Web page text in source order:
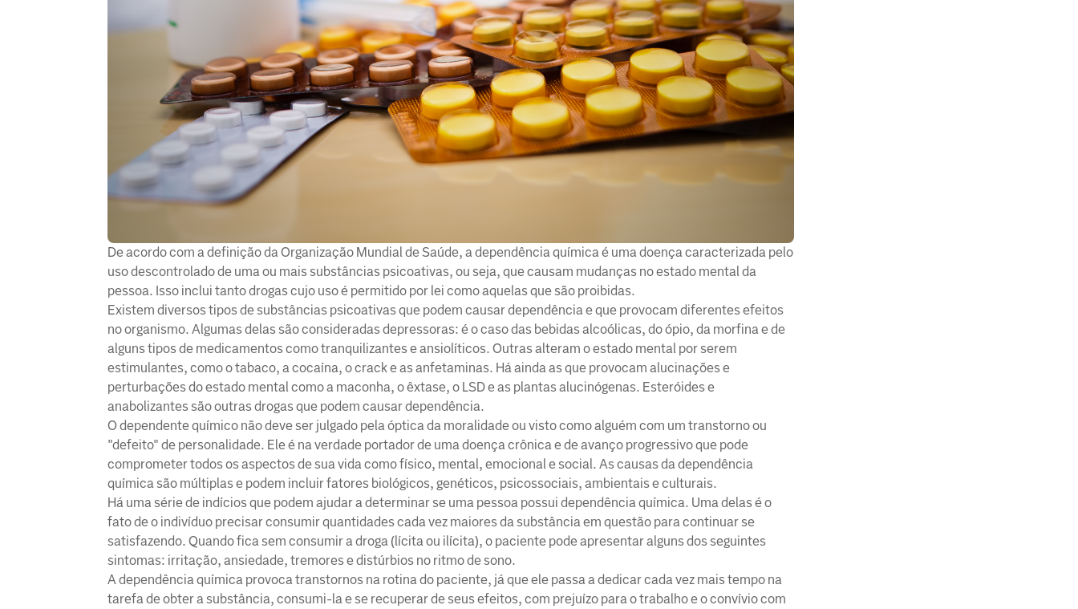
De acordo com a definição da Organização Mundial de Saúde, a dependência química é uma doença caracterizada pelo
uso descontrolado de uma ou mais substâncias psicoativas, ou seja, que causam mudanças no estado mental da
pessoa. Isso inclui tanto drogas cujo uso é permitido por lei como aquelas que são proibidas.
Existem diversos tipos de substâncias psicoativas que podem causar dependência e que provocam diferentes efeitos
no organismo. Algumas delas são consideradas depressoras: é o caso das bebidas alcoólicas, do ópio, da morfina e de
alguns tipos de medicamentos como tranquilizantes e ansiolíticos. Outras alteram o estado mental por serem
estimulantes, como o tabaco, a cocaína, o crack e as anfetaminas. Há ainda as que provocam alucinações e
perturbações do estado mental como a maconha, o êxtase, o LSD e as plantas alucinógenas. Esteróides e
anabolizantes são outras drogas que podem causar dependência.
O dependente químico não deve ser julgado pela óptica da moralidade ou visto como alguém com um transtorno ou
"defeito" de personalidade. Ele é na verdade portador de uma doença crônica e de avanço progressivo que pode
comprometer todos os aspectos de sua vida como físico, mental, emocional e social. As causas da dependência
química são múltiplas e podem incluir fatores biológicos, genéticos, psicossociais, ambientais e culturais.
Há uma série de indícios que podem ajudar a determinar se uma pessoa possui dependência química. Uma delas é o
fato de o indivíduo precisar consumir quantidades cada vez maiores da substância em questão para continuar se
satisfazendo. Quando fica sem consumir a droga (lícita ou ilícita), o paciente pode apresentar alguns dos seguintes
sintomas: irritação, ansiedade, tremores e distúrbios no ritmo de sono.
A dependência química provoca transtornos na rotina do paciente, já que ele passa a dedicar cada vez mais tempo na
tarefa de obter a substância, consumi-la e se recuperar de seus efeitos, com prejuízo para o trabalho e o convívio com